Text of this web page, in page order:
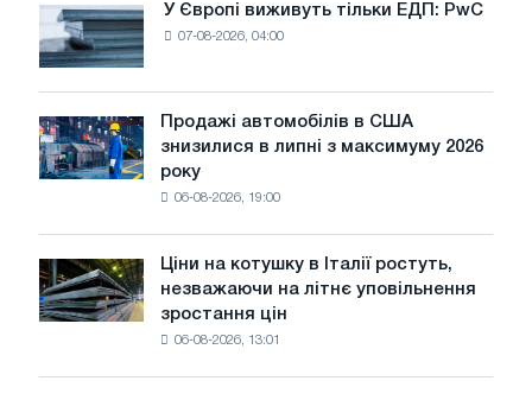
трамвайних
колій
Москви
і
Ярославля
Європі
виживуть
тільки
ЕДП:
PwC
У Європі виживуть тільки ЕДП: PwC
07-08-2026, 04:00
Продажі
автомобілів
в
липні
з
максимуму
року
Продажі автомобілів в США
знизилися в липні з максимуму 2026
року
06-08-2026, 19:00
Ціни
на
котушку
Ціни на котушку в Італії ростуть,
незважаючи на літнє уповільнення
зростання цін
06-08-2026, 13:01